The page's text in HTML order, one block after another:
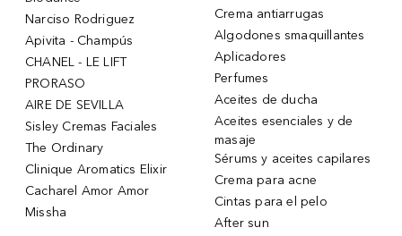
Narciso Rodriguez
Apivita - Champús
CHANEL - LE LIFT
PRORASO
AIRE DE SEVILLA
Sisley Cremas Faciales
The Ordinary
Clinique Aromatics Elixir
Cacharel Amor Amor
Missha
Crema antiarrugas
Algodones smaquillantes
Aplicadores
Perfumes
Aceites de ducha
Aceites esenciales y de
masaje
Sérums y aceites capilares
Crema para acne
Cintas para el pelo
After sun